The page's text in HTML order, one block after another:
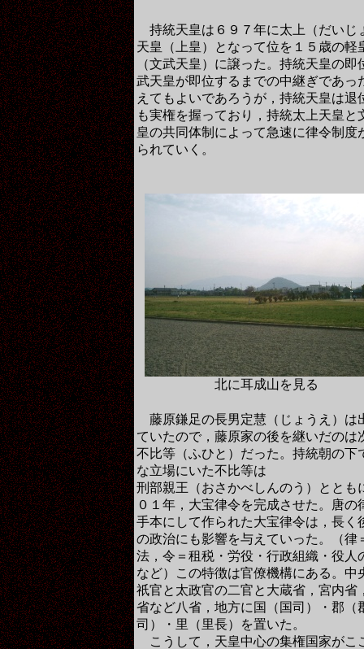
持統天皇は６９７年に太上（だいじ
天皇（上皇）となって位を１５歳の軽
（文武天皇）に譲った。持統天皇の即
武天皇が即位するまでの中継ぎであっ
えてもよいであろうが，持統天皇は退
も実権を握っており，持統太上天皇と
皇の共同体制によって急速に律令制度
られていく。
北に耳成山を見る
藤原鎌足の長男定慧（じょうえ）は
ていたので，藤原家の後を継いだのは
不比等（ふひと）だった。持統朝の下
な立場にいた不比等は
刑部親王（おさかべしんのう）ととも
０１年，大宝律令を完成させた。唐の
手本にして作られた大宝律令は，長く
の政治にも影響を与えていった。（律
法，令＝租税・労役・行政組織・役人
など）この特徴は官僚機構にある。中
祇官と太政官の二官と大蔵省，宮内省
省など八省，地方に国（国司）・郡（
司）・里（里長）を置いた。
こうして，天皇中心の集権国家がこ